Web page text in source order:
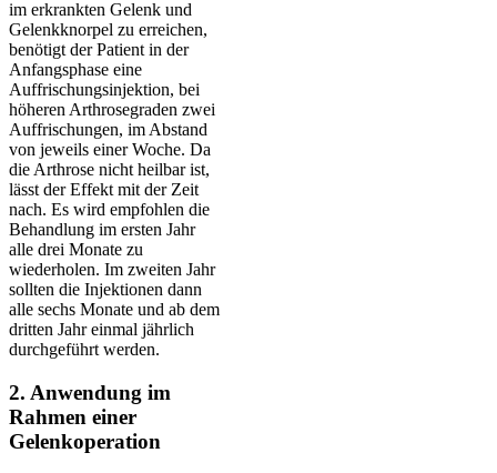
im erkrankten Gelenk und
Gelenkknorpel zu erreichen,
benötigt der Patient in der
Anfangsphase eine
Auffrischungsinjektion, bei
höheren Arthrosegraden zwei
Auffrischungen, im Abstand
von jeweils einer Woche. Da
die Arthrose nicht heilbar ist,
lässt der Effekt mit der Zeit
nach. Es wird empfohlen die
Behandlung im ersten Jahr
alle drei Monate zu
wiederholen. Im zweiten Jahr
sollten die Injektionen dann
alle sechs Monate und ab dem
dritten Jahr einmal jährlich
durchgeführt werden.
2. Anwendung im
Rahmen einer
Gelenkoperation